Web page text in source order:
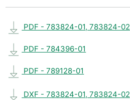
PDF - 783824-01, 783824-02
PDF - 784396-01
PDF - 789128-01
DXF - 783824-01, 783824-02